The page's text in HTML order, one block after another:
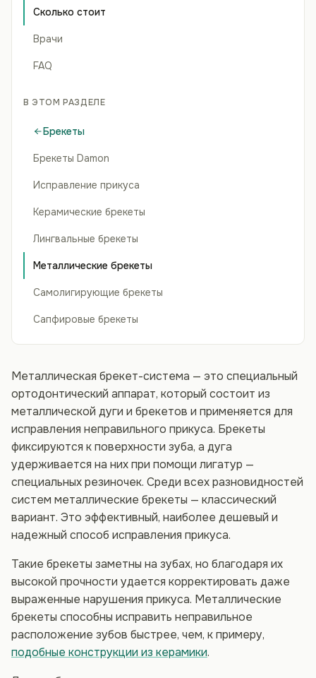
Сколько стоит
Врачи
FAQ
В ЭТОМ РАЗДЕЛЕ
Брекеты
Брекеты Damon
Исправление прикуса
Керамические брекеты
Лингвальные брекеты
Металлические брекеты
Самолигирующие брекеты
Сапфировые брекеты
Металлическая брекет-система — это специальный
ортодонтический аппарат, который состоит из
металлической дуги и брекетов и применяется для
исправления неправильного прикуса. Брекеты
фиксируются к поверхности зуба, а дуга
удерживается на них при помощи лигатур —
специальных резиночек. Среди всех разновидностей
систем металлические брекеты — классический
вариант. Это эффективный, наиболее дешевый и
надежный способ исправления прикуса.
Такие брекеты заметны на зубах, но благодаря их
высокой прочности удается корректировать даже
выраженные нарушения прикуса. Металлические
брекеты способны исправить неправильное
расположение зубов быстрее, чем, к примеру,
подобные конструкции из керамики.